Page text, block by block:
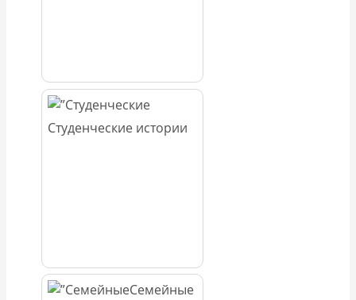
Студенческие истории
Семейные